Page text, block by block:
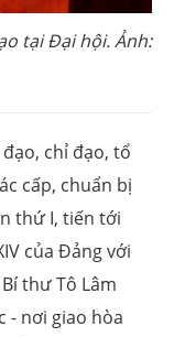
tại Đại hội. Ảnh:
chỉ đạo, tổ
cấp, chuẩn bị
thứ I, tiến tới
của Đảng với
thư Tô Lâm
- nơi giao hòa